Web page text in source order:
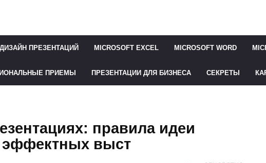
ДИЗАЙН ПРЕЗЕНТАЦИЙ MICROSOFT EXCEL MICROSOFT WORD
ПРИЕМЫ ПРЕЗЕНТАЦИИ ДЛЯ БИЗНЕСА СЕКРЕТЫ
правила идеи
эффектных выст